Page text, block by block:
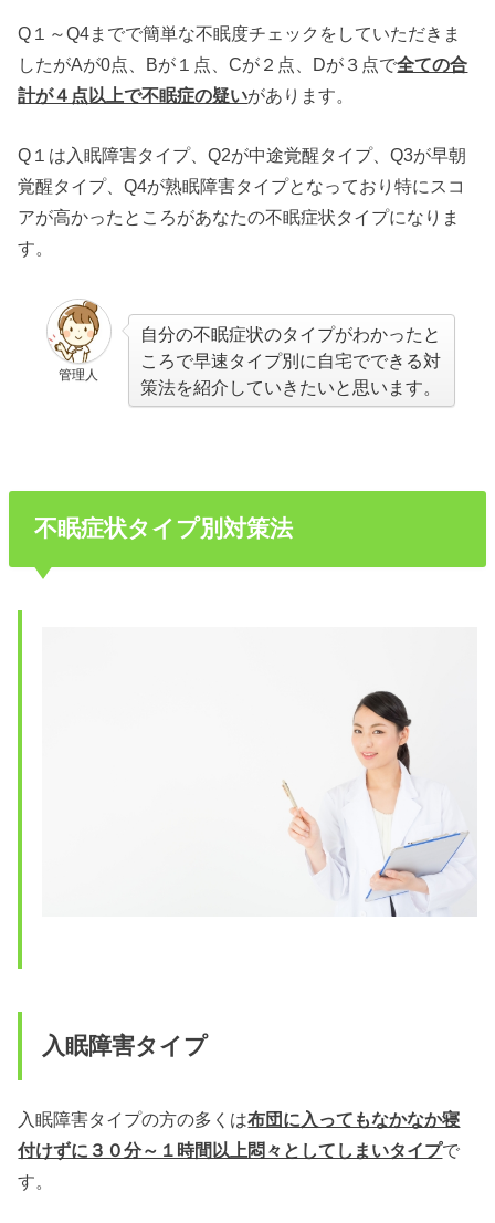
Q１～Q4までで簡単な不眠度チェックをしていただきま
したがAが0点、Bが１点、Cが２点、Dが３点で全ての合
計が４点以上で不眠症の疑いがあります。
Q１は入眠障害タイプ、Q2が中途覚醒タイプ、Q3が早朝
覚醒タイプ、Q4が熟眠障害タイプとなっており特にスコ
アが高かったところがあなたの不眠症状タイプになりま
す。
管理人
自分の不眠症状のタイプがわかったと
ころで早速タイプ別に自宅でできる対
策法を紹介していきたいと思います。
不眠症状タイプ別対策法
入眠障害タイプ
入眠障害タイプの方の多くは布団に入ってもなかなか寝
付けずに３０分～１時間以上悶々としてしまいタイプで
す。